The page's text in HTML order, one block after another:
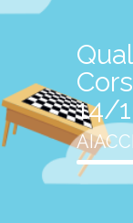
14/